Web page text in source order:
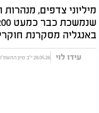
מיליוני צדפים,
באנגליה מסקרנת
עידו לוי 28.05.26 י"ב סיון התשפ"ו